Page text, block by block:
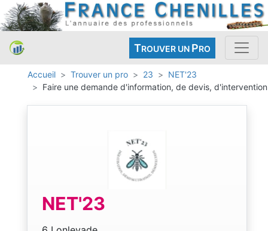
TROUVER UN PRO
Accueil Trouver un pro 23
NET'23
Faire une demande d'information, de devis, d'intervention
NET'23